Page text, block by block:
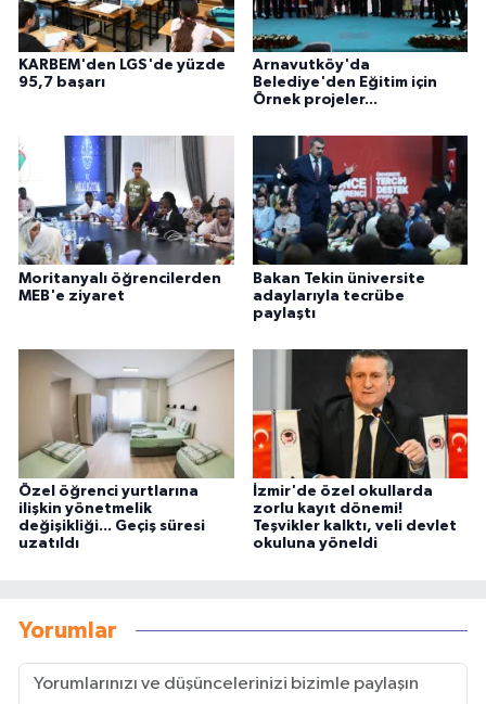
KARBEM'den LGS'de yüzde
95,7 başarı
Arnavutköy'da
Belediye'den Eğitim için
Örnek projeler...
Moritanyalı öğrencilerden
MEB'e ziyaret
Bakan Tekin üniversite
adaylarıyla tecrübe
paylaştı
Özel öğrenci yurtlarına
ilişkin yönetmelik
değişikliği... Geçiş süresi
uzatıldı
İzmir'de özel okullarda
zorlu kayıt dönemi!
Teşvikler kalktı, veli devlet
okuluna yöneldi
Yorumlar